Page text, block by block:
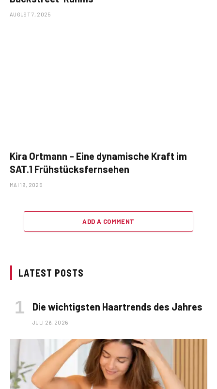
AUGUST 7, 2025
Kira Ortmann – Eine dynamische Kraft im
SAT.1 Frühstücksfernsehen
MAI 19, 2025
ADD A COMMENT
LATEST POSTS
Die wichtigsten Haartrends des Jahres
JULI 26, 2026